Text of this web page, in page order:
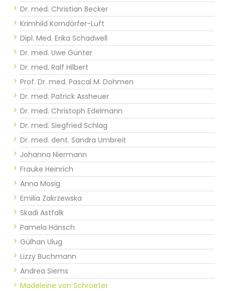
Dr. med. Christian Becker
Krimhild Korndörfer-Luft
Dipl. Med. Erika Schadwell
Dr. med. Uwe Günter​​​​
Dr. med. Ralf Hilbert
Prof. Dr. med. Pascal M. Dohmen
Dr. med. Patrick Assheuer
Dr. med. Christoph Edelmann
Dr. med. Siegfried Schlag
Dr. med. dent. Sandra Umbreit
Johanna Niermann
Frauke Heinrich
Anna Mosig
Emilia Zakrzewska
Skadi Astfalk
Pamela Hänsch
Gülhan Ulug
Lizzy Buchmann
Andrea Siems
Madeleine von Schroeter